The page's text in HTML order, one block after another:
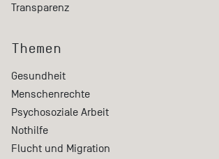
Transparenz
Themen
Gesundheit
Menschenrechte
Psychosoziale Arbeit
Nothilfe
Flucht und Migration